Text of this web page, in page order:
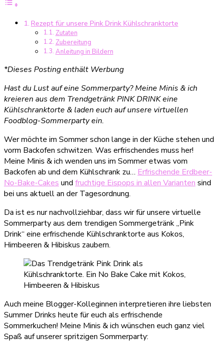
a
Summer
Drink
Rezept für unsere Pink Drink Kühlschranktorte
Zutaten
Zubereitung
Anleitung in Bildern
*Dieses Posting enthält Werbung
Hast du Lust auf eine Sommerparty? Meine Minis & ich
kreieren aus dem Trendgetränk PINK DRINK eine
Kühlschranktorte & laden euch auf unsere virtuellen
Foodblog-Sommerparty ein.
Wer möchte im Sommer schon lange in der Küche stehen und
vorm Backofen schwitzen. Was erfrischendes muss her!
Meine Minis & ich wenden uns im Sommer etwas vom
Backofen ab und dem Kühlschrank zu… Erfrischende Erdbeer-
No-Bake-Cakes und fruchtige Eispops in allen Varianten sind
bei uns aktuell an der Tagesordnung.
Da ist es nur nachvollziehbar, dass wir für unsere virtuelle
Sommerparty aus dem trendigen Sommergetränk „Pink
Drink“ eine erfrischende Kühlschranktorte aus Kokos,
Himbeeren & Hibiskus zaubern.
Auch meine Blogger-Kolleginnen interpretieren ihre liebsten
Summer Drinks heute für euch als erfrischende
Sommerkuchen! Meine Minis & ich wünschen euch ganz viel
Spaß auf unserer spritzigen Sommerparty: